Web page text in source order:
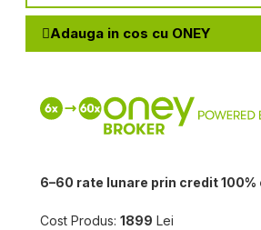
Adauga in cos cu ONEY
6–60 rate lunare prin credit 100%
Cost Produs: 1899 Lei